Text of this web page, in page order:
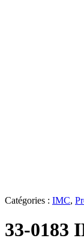
Catégories : IMC,
33-0183